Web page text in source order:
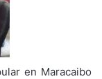
en Maracaibo